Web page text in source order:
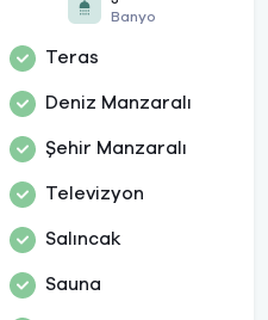
Banyo
Teras
Deniz Manzaralı
Şehir Manzaralı
Televizyon
Salıncak
Sauna